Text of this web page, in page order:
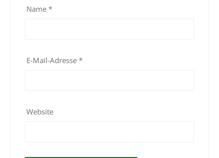
Name *
E-Mail-Adresse *
Website